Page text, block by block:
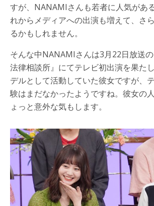
すが、NANAMIさんも若者に人気があ
れからメディアへの出演も増えて、さ
るかもしれません。
そんな中NANAMIさんは3月22日放送
法律相談所』にてテレビ初出演を果た
デルとして活動していた彼女ですが、
験はまだなかったようですね。彼女の
ょっと意外な気もします。